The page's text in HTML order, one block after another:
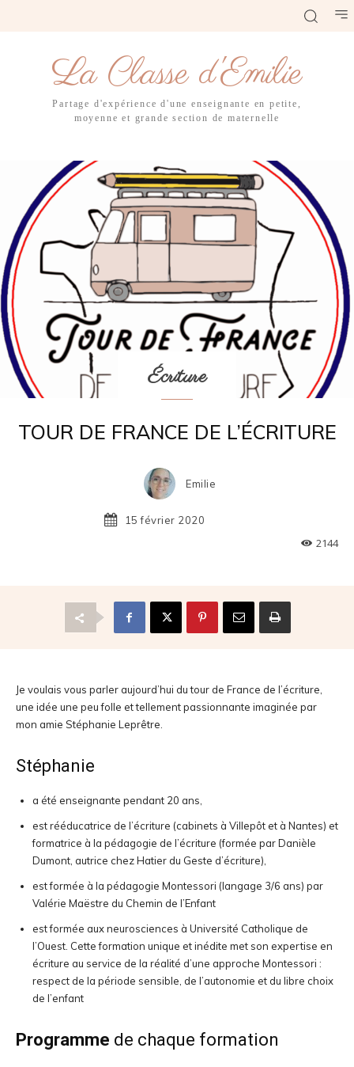
La Classe d'Emilie
Partage d'expérience d'une enseignante en petite,
moyenne et grande section de maternelle
Écriture
TOUR DE FRANCE DE L’ÉCRITURE
Emilie
2144
15 février 2020
Je voulais vous parler aujourd’hui du tour de France de l’écriture,
une idée une peu folle et tellement passionnante imaginée par
mon amie Stéphanie Leprêtre.
Stéphanie
a été enseignante pendant 20 ans,
est rééducatrice de l’écriture (cabinets à Villepôt et à Nantes) et
formatrice à la pédagogie de l’écriture (formée par Danièle
Dumont, autrice chez Hatier du Geste d’écriture),
est formée à la pédagogie Montessori (langage 3/6 ans) par
Valérie Maëstre du Chemin de l’Enfant
est formée aux neurosciences à Université Catholique de
l’Ouest. Cette formation unique et inédite met son expertise en
écriture au service de la réalité d’une approche Montessori :
respect de la période sensible, de l’autonomie et du libre choix
de l’enfant
Programme de chaque formation